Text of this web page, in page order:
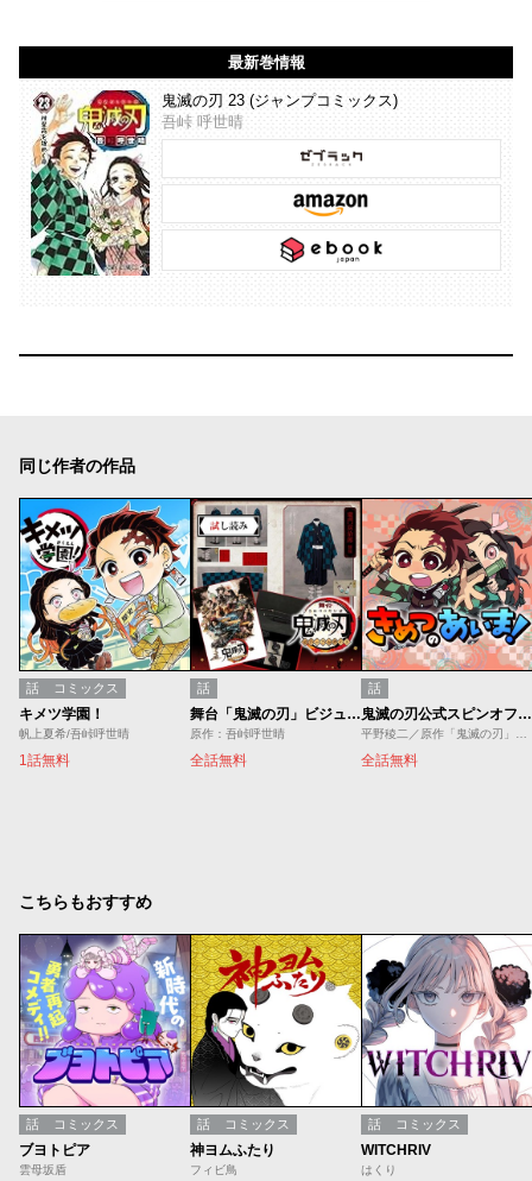
最新巻情報
鬼滅の刃 23 (ジャンプコミックス)
吾峠 呼世晴
同じ作者の作品
話 コミックス
キメツ学園！
帆上夏希/吾峠呼世晴
1話無料
話
舞台「鬼滅の刃」ビジュアルガイド／試し読み
原作：吾峠呼世晴
全話無料
話
鬼滅の刃公式スピンオフ「きめつのあいま！」
平野稜二／原作「鬼滅の刃」（吾峠呼世晴）より
全話無料
こちらもおすすめ
話 コミックス
ブヨトピア
雲母坂盾
話 コミックス
神ヨムふたり
フィビ鳥
話 コミックス
WITCHRIV
はくり